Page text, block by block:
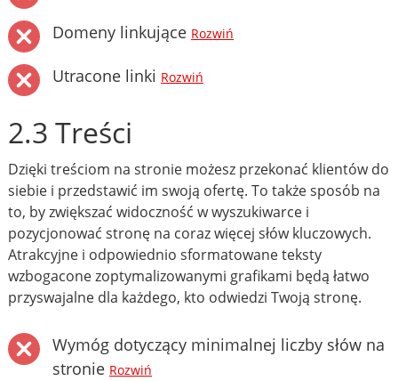
Domeny linkujące Rozwiń
Utracone linki Rozwiń
2.3 Treści
Dzięki treściom na stronie możesz przekonać klientów do
siebie i przedstawić im swoją ofertę. To także sposób na
to, by zwiększać widoczność w wyszukiwarce i
pozycjonować stronę na coraz więcej słów kluczowych.
Atrakcyjne i odpowiednio sformatowane teksty
wzbogacone zoptymalizowanymi grafikami będą łatwo
przyswajalne dla każdego, kto odwiedzi Twoją stronę.
Wymóg dotyczący minimalnej liczby słów na
stronie Rozwiń